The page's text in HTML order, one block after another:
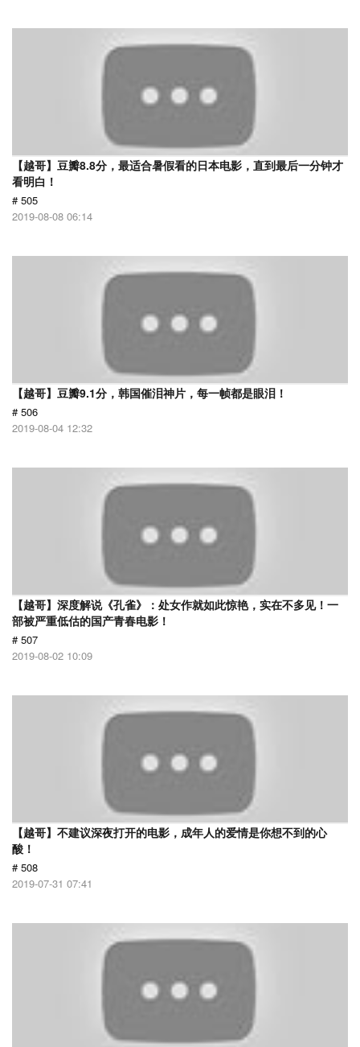
【越哥】豆瓣8.8分，最适合暑假看的日本电影，直到最后一分钟才
看明白！
# 505
2019-08-08 06:14
【越哥】豆瓣9.1分，韩国催泪神片，每一帧都是眼泪！
# 506
2019-08-04 12:32
【越哥】深度解说《孔雀》：处女作就如此惊艳，实在不多见！一
部被严重低估的国产青春电影！
# 507
2019-08-02 10:09
【越哥】不建议深夜打开的电影，成年人的爱情是你想不到的心
酸！
# 508
2019-07-31 07:41